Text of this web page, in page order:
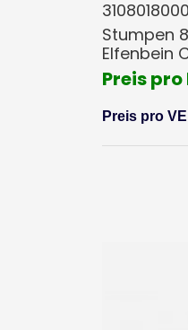
Stumpen
Elfenbein
Preis pro
Preis pro